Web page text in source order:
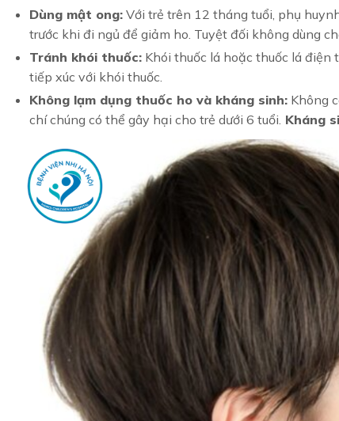
Dùng mật ong: Với trẻ trên 12 tháng tuổi, phụ
trước khi đi ngủ để giảm ho. Tuyệt đối không dùng
Tránh khói thuốc: Khói thuốc lá hoặc thuốc lá
tiếp xúc với khói thuốc.
Không lạm dụng thuốc ho và kháng sinh: Không
chí chúng có thể gây hại cho trẻ dưới 6 tuổi. Kháng